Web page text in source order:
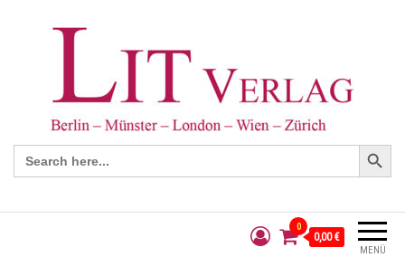
Search
for:
Search Button
MENÜ
0
0,00 €